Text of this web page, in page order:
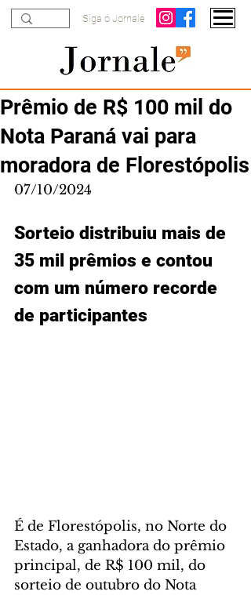
Siga o Jornale
Prêmio de R$ 100 mil do
Nota Paraná vai para
moradora de Florestópolis
07/10/2024
Sorteio distribuiu mais de
35 mil prêmios e contou
com um número recorde
de participantes
É de Florestópolis, no Norte do
Estado, a ganhadora do prêmio
principal, de R$ 100 mil, do
sorteio de outubro do Nota